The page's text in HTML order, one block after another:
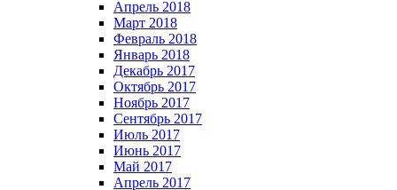
Апрель 2018
Март 2018
Февраль 2018
Январь 2018
Декабрь 2017
Октябрь 2017
Ноябрь 2017
Сентябрь 2017
Июль 2017
Июнь 2017
Май 2017
Апрель 2017